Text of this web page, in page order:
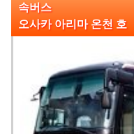
속버스
오사카 아리마 온천 호